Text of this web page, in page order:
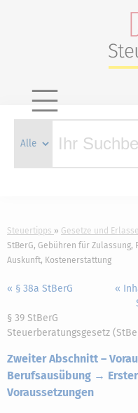
Steuertipps Gesetze und Erlasse
StBerG, Gebühren für
Auskunft, Kostenerstattung
« § 38a StBerG
«
§ 39 StBerG
Steuerberatungsgesetz
Zweiter Abschnitt –
Berufsausübung →
Voraussetzungen